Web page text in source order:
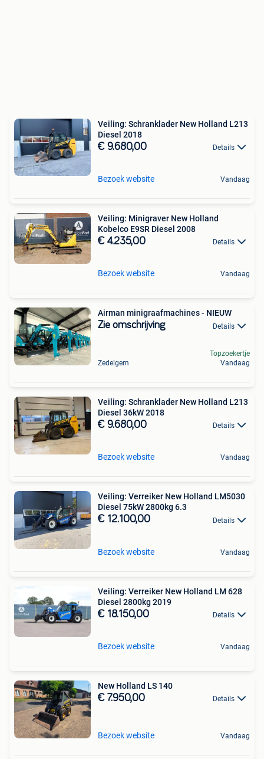
Veiling: Schranklader New Holland L213
Diesel 2018
€ 9.680,00 Details
Bezoek website Vandaag
Veiling: Minigraver New Holland
Kobelco E9SR Diesel 2008
€ 4.235,00 Details
Bezoek website Vandaag
Airman minigraafmachines - NIEUW
Zie omschrijving Details
Zedelgem
Topzoekertje
Vandaag
Veiling: Schranklader New Holland L213
Diesel 36kW 2018
€ 9.680,00 Details
Bezoek website Vandaag
Veiling: Verreiker New Holland LM5030
Diesel 75kW 2800kg 6.3
€ 12.100,00 Details
Bezoek website Vandaag
Veiling: Verreiker New Holland LM 628
Diesel 2800kg 2019
€ 18.150,00 Details
Bezoek website Vandaag
New Holland LS 140
€ 7.950,00 Details
Bezoek website Vandaag